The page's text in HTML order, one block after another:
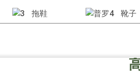
立即咨询，获取专业的制造服
拖鞋 靴子